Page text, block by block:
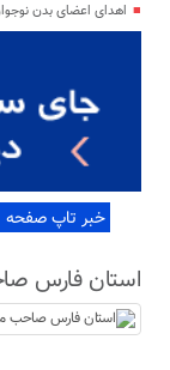
اهدای اعضای بدن
خبر تاپ صفحه
استان فارس